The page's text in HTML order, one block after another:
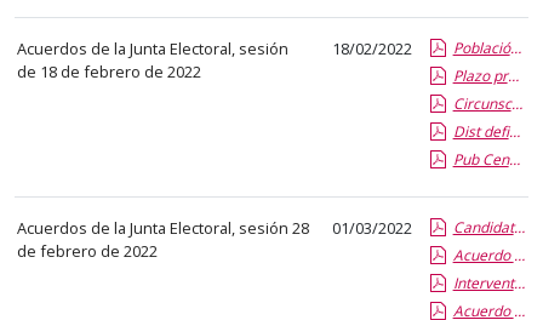
un
PDF
con
anuncio
completo.
Acuerdos de la Junta Electoral, sesión
de 18 de febrero de 2022
18/02/2022
Población defin electores
Plazo present candidaturas
Circunscripciones definitivas
Dist defin claustrales
Pub Censos definitivos
Acuerdos de la Junta Electoral, sesión 28
de febrero de 2022
01/03/2022
Candidatos a Rector y candidaturas al Claustro Universitario
Acuerdo sobre la designación de interventores en las mesas electorales
Interventores generales
Acuerdo sobre la designación de apoderados en los campus